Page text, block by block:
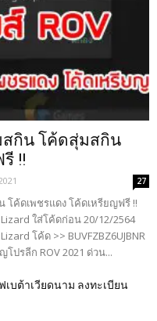
สกิน โค้ดสุ่มสกิน
!!
27
โค้ดเพชรแดง โค้ดเหรียญฟรี !!
ใส่โค้ดก่อน 20/12/2564
โค้ด >> BUVFZBZ6UJBNR
ปรลีก ROV 2021 ด่วน...
เบต้าเวียดนาม ลงทะเบียน